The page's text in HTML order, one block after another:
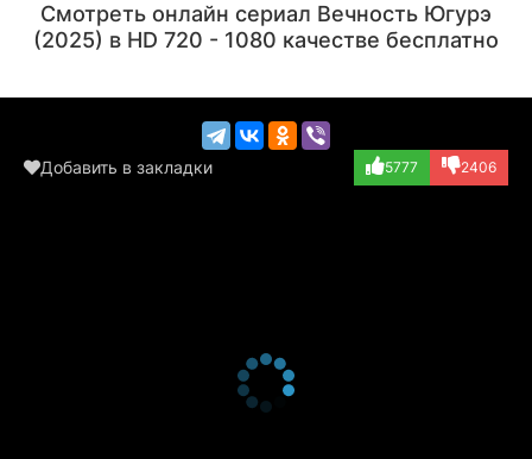
(Dr. Ingmar, озв...)
(Marlum, озвучка)
Смотреть онлайн сериал Вечность Югурэ
(2025) в HD 720 - 1080 качестве бесплатно
Добавить в закладки 5777 2406